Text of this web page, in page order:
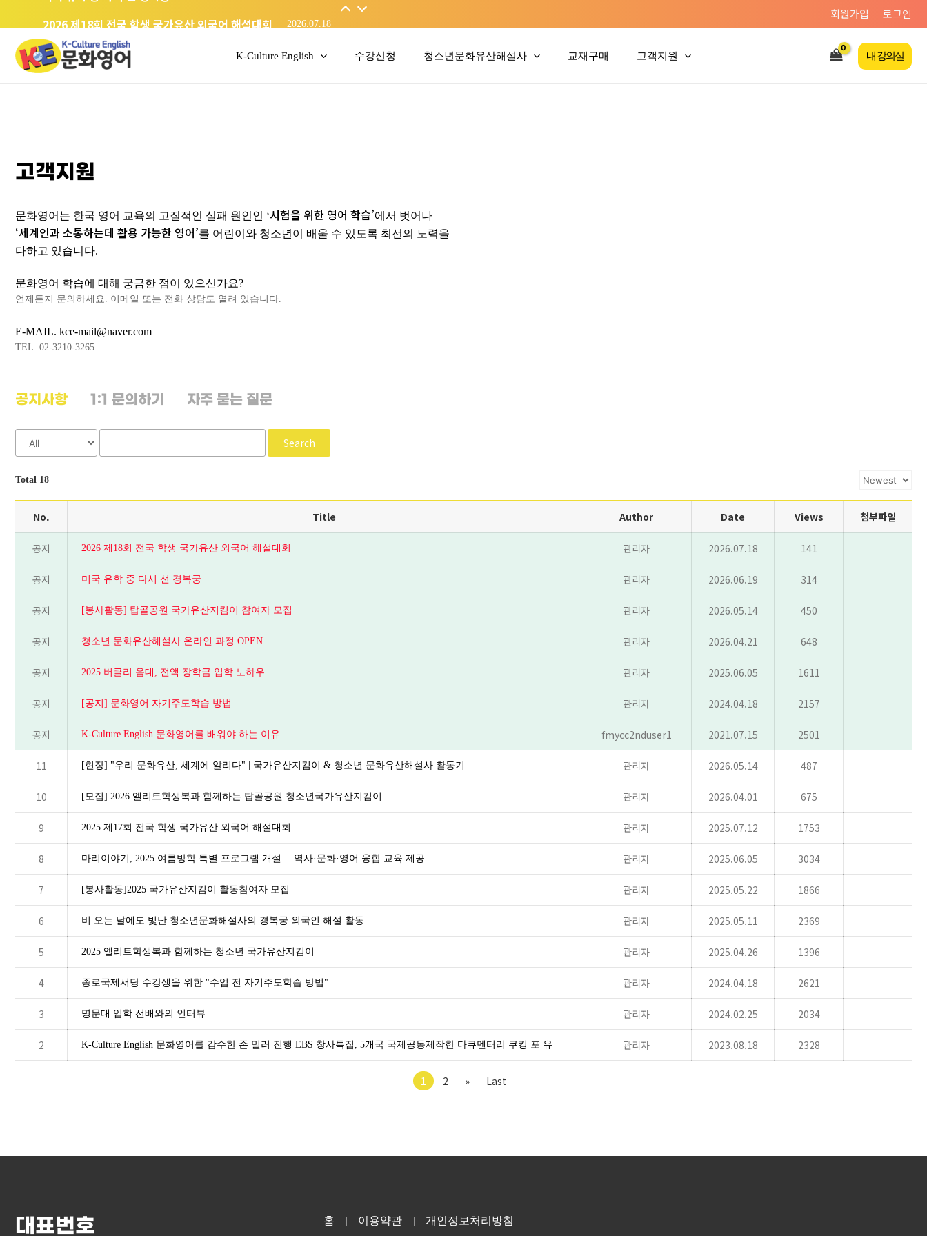
2026 제18회 전국 학생 국가유산 외국어 해설대회
회원가입 로그인
K-Culture English 수강신청 청소년문화유산해설사 교재구매 고객지원 내 강의실
고객지원
문화영어는 한국 영어 교육의 고질적인 실패 원인인 ‘시험을 위한 영어 학습’에서 벗어나
‘세계인과 소통하는데 활용 가능한 영어’를 어린이와 청소년이 배울 수 있도록 최선의 노력을
다하고 있습니다.
문화영어 학습에 대해 궁금한 점이 있으신가요?
언제든지 문의하세요. 이메일 또는 전화 상담도 열려 있습니다.
E-MAIL. kce-mail@naver.com
TEL. 02-3210-3265
공지사항 1:1 문의하기 자주 묻는 질문
Search
Total 18
No. Title Author Date Views 첨부파일
공지 2026 제18회 전국 학생 국가유산 외국어 해설대회 관리자 2026.07.18 141
공지 미국 유학 중 다시 선 경복궁 관리자 2026.06.19 314
공지 [봉사활동] 탑골공원 국가유산지킴이 참여자 모집 관리자 2026.05.14 450
공지 청소년 문화유산해설사 온라인 과정 OPEN 관리자 2026.04.21 648
공지 2025 버클리 음대, 전액 장학금 입학 노하우 관리자 2025.06.05 1611
공지 [공지] 문화영어 자기주도학습 방법 관리자 2024.04.18 2157
공지 K-Culture English 문화영어를 배워야 하는 이유 fmycc2nduser1 2021.07.15 2501
11 [현장] "우리 문화유산, 세계에 알리다" | 국가유산지킴이 & 청소년 문화유산해설사 활동기 관리자 2026.05.14 487
10 [모집] 2026 엘리트학생복과 함께하는 탑골공원 청소년국가유산지킴이 관리자 2026.04.01 675
9 2025 제17회 전국 학생 국가유산 외국어 해설대회 관리자 2025.07.12 1753
8 마리이야기, 2025 여름방학 특별 프로그램 개설… 역사·문화·영어 융합 교육 제공 관리자 2025.06.05 3034
7 [봉사활동]2025 국가유산지킴이 활동참여자 모집 관리자 2025.05.22 1866
6 비 오는 날에도 빛난 청소년문화해설사의 경복궁 외국인 해설 활동 관리자 2025.05.11 2369
5 2025 엘리트학생복과 함께하는 청소년 국가유산지킴이 관리자 2025.04.26 1396
4 종로국제서당 수강생을 위한 "수업 전 자기주도학습 방법" 관리자 2024.04.18 2621
3 명문대 입학 선배와의 인터뷰 관리자 2024.02.25 2034
2 K-Culture English 문화영어를 감수한 존 밀러 진행 EBS 창사특집, 5개국 국제공동제작한 다큐멘터리 쿠킹 포 유 관리자 2023.08.18 2328
1 2 » Last
대표번호 홈 이용약관 개인정보처리방침